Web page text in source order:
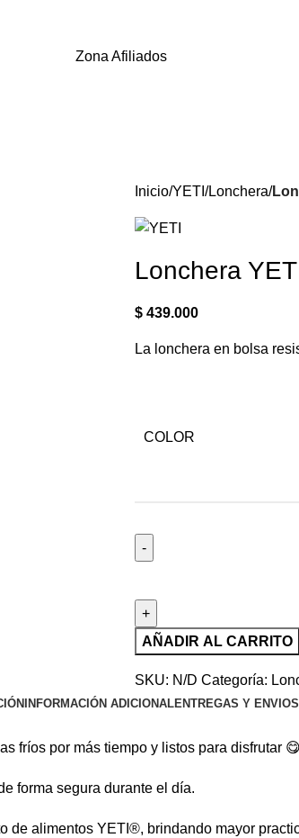
Zona Afiliados
Inicio YETI Lonchera
Lonchera
$ 439.000
La lonchera en bolsa
COLOR
AÑADIR AL CARRITO
SKU: N/D Categoría:
INFORMACIÓN ADICIONALENTREGAS Y ENVIOS
fríos por más tiempo y listos para disfrutar
forma segura durante el día.
alimentos YETI®, brindando mayor